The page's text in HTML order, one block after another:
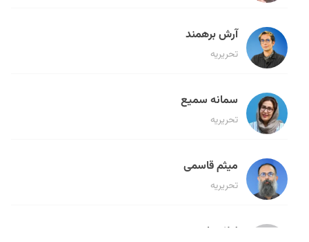
آرش برهمند
تحریریه
سمانه سمیع
تحریریه
میثم قاسمی
تحریریه
لیلا حنارود